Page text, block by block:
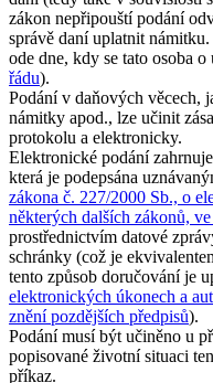
zákon nepřipouští podání
správě daní uplatnit
ode dne, kdy se tato osoba
řádu).
Podání v daňových věcech,
námitky apod., lze učinit
protokolu a elektronicky.
Elektronické podání
která je podepsána
zákona č. 227/2000 Sb., o
některých dalších zákonů,
prostřednictvím datové
schránky (což je
tento způsob doručování je
elektronických úkonech a
znění pozdějších předpisů).
Podání musí být učiněno u
popisované životní situaci
příkaz.